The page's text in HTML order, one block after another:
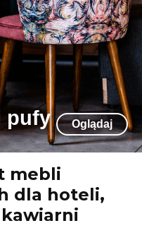
pufy Oglądaj
mebli
dla hoteli,